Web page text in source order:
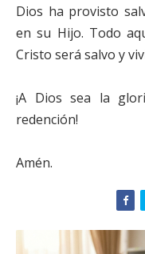
Dios ha provisto
en su Hijo. Todo
Cristo será salvo y
¡A Dios sea la
redención!
Amén.